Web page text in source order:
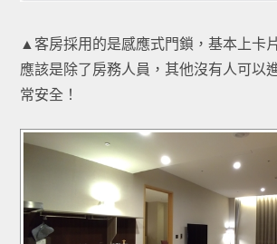
▲客房採用的是感應式門鎖，基本上卡
應該是除了房務人員，其他沒有人可以
常安全！